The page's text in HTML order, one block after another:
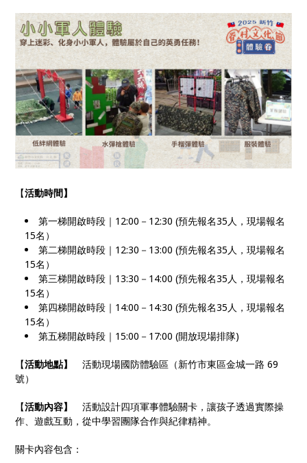
【活動時間】
第一梯開啟時段｜12:00－12:30 (預先報名35人，現場報名
15名）
第二梯開啟時段｜12:30－13:00 (預先報名35人，現場報名
15名）
第三梯開啟時段｜13:30－14:00 (預先報名35人，現場報名
15名）
第四梯開啟時段｜14:00－14:30 (預先報名35人，現場報名
15名）
第五梯開啟時段｜15:00－17:00 (開放現場排隊)
【活動地點】活動現場國防體驗區（新竹市東區金城一路 69
號）
【活動內容】活動設計四項軍事體驗關卡，讓孩子透過實際操
作、遊戲互動，從中學習團隊合作與紀律精神。
關卡內容包含：